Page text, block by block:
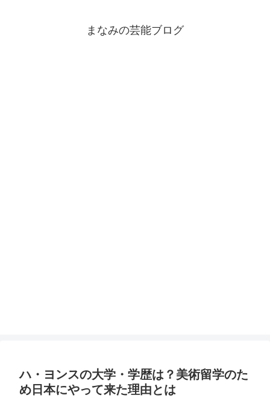
まなみの芸能ブログ
ハ・ヨンスの大学・学歴は？美術留学のた
め日本にやって来た理由とは